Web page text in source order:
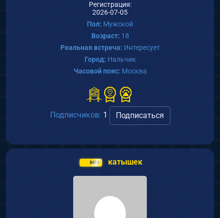
Регистрация:
2026-07-05
Пол: Мужской
Возраст: 18
Реальная встреча: Интересует
Город: Нальчик
Часовой пояс: Москва
Подписчиков: 1 Подписаться
MF+ катышек